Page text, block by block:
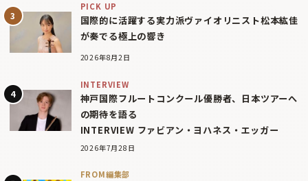
PICK UP
国際的に活躍する実力派ヴァイオリニスト松本紘佳
が奏でる極上の響き
2026年8月2日
INTERVIEW
神戸国際フルートコンクール優勝者、日本ツアーへ
の期待を語る
INTERVIEW ファビアン・ヨハネス・エッガー
2026年7月28日
FROM編集部